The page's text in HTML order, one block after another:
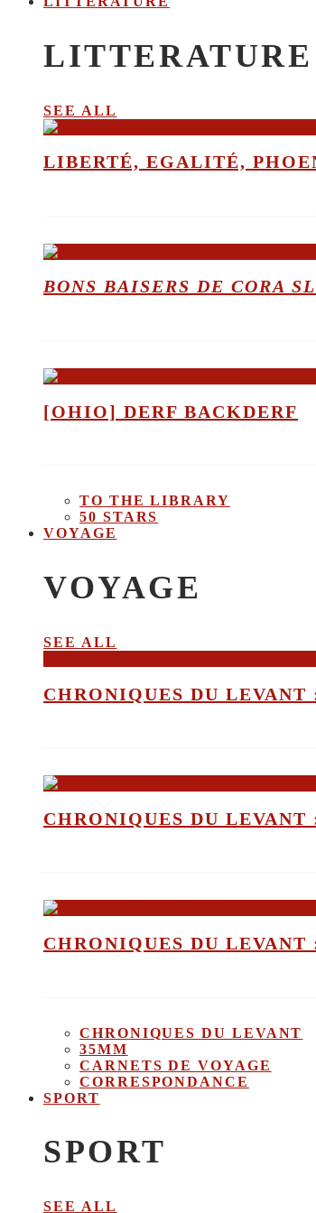
LITTERATURE
SEE ALL
LIBERTÉ, EGALITÉ,
BONS BAISERS DE CORA
[OHIO] DERF BACKDERF
TO THE LIBRARY
50 STARS
VOYAGE
VOYAGE
SEE ALL
CHRONIQUES DU
CHRONIQUES DU
CHRONIQUES DU
CHRONIQUES DU LEVANT
35MM
CARNETS DE VOYAGE
CORRESPONDANCE
SPORT
SPORT
SEE ALL